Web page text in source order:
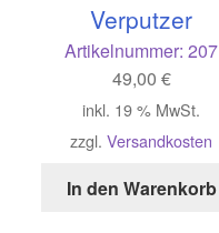
Verputzer
Artikelnummer: 207
49,00 €
inkl. 19 % MwSt.
zzgl. Versandkosten
In den Warenkorb